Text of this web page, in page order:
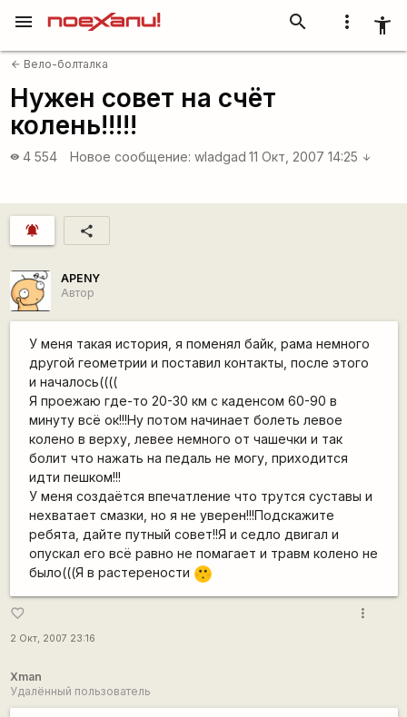
more_vert accessibility_new
search
menu
arrow_back Вело-болталка
Нужен совет на счёт
колень!!!!!
visibility 4 554 Новое сообщение: wladgad 11 Окт, 2007 14:25 arrow_downward
notifications_active share
APENY
Автор
У меня такая история, я поменял байк, рама немного
другой геометрии и поставил контакты, после этого
и началось((((
Я проежаю где-то 20-30 км с каденсом 60-90 в
минуту всё ок!!!Ну потом начинает болеть левое
колено в верху, левее немного от чашечки и так
болит что нажать на педаль не могу, приходится
идти пешком!!!
У меня создаётся впечатление что трутся суставы и
нехватает смазки, но я не уверен!!!Подскажите
ребята, дайте путный совет!!Я и седло двигал и
опускал его всё равно не помагает и травм колено не
было(((Я в растерености :-[
favorite_border
2 Окт, 2007 23:16
more_vert
Xman
Удалённый пользователь